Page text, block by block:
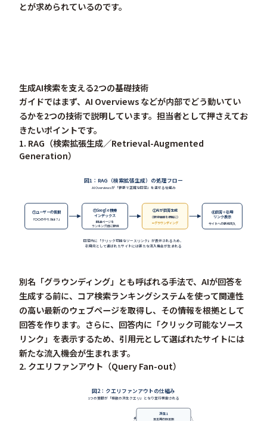
とが求められているのです。
生成AI検索を支える2つの基礎技術
ガイドではまず、AI Overviews などが内部でどう動いてい
るかを2つの技術で説明しています。担当者として押さえてお
きたいポイントです。
1. RAG（検索拡張生成／Retrieval-Augmented
Generation）
図1：RAG（検索拡張生成）の処理フロー
AI Overviewsが「最新で正確な回答」を返せる仕組み
①ユーザーの質問
「○○のやり方は？」
②Google検索
インデックス
関連ページを
ランキング順に取得
③AIが回答生成
（取得情報を根拠に）
＝グラウンディング
④回答＋引用
リンク表示
サイトへの新規流入
回答内に「クリック可能なソースリンク」が表示されるため、
引用元として選ばれたサイトには新たな流入機会が生まれる
別名「グラウンディング」とも呼ばれる手法で、AIが回答を
生成する前に、コア検索ランキングシステムを使って関連性
の高い最新のウェブページを取得し、その情報を根拠として
回答を作ります。さらに、 回答内に「クリック可能なソース
リンク」を表示するため、引用元として選ばれたサイトには
新たな流入機会が生まれます。
2. クエリファンアウト（Query Fan-out）
図2：クエリファンアウトの仕組み
1つの質問が「複数の派生クエリ」となり並行検索される
派生1
芝生用の除草剤